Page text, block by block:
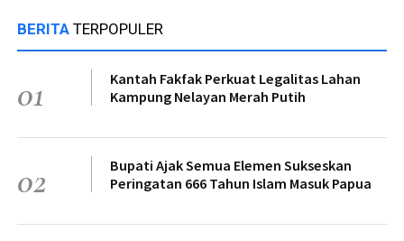
BERITA TERPOPULER
01
Kantah Fakfak Perkuat Legalitas Lahan
Kampung Nelayan Merah Putih
02
Bupati Ajak Semua Elemen Sukseskan
Peringatan 666 Tahun Islam Masuk Papua